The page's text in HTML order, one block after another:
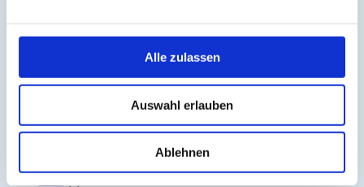
Alle zulassen
Auswahl erlauben
Ablehnen
Ehrerbietung(2)
Emotion(6)
Entgiftung(5)
Entspannung(2)